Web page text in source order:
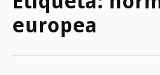
europea